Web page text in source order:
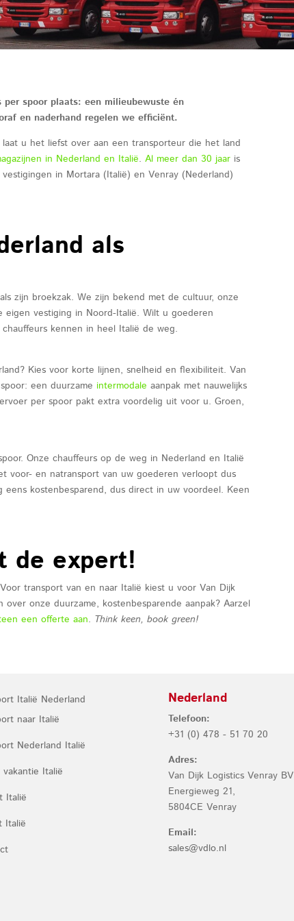
spoor plaats: een milieubewuste én
en naderhand regelen we efficiënt.
u het liefst over aan een transporteur die het land
in Nederland en Italië.Al meer dan 30 jaar is
in Mortara (Italië) en Venray (Nederland)
als
zijn broekzak. We zijn bekend met de cultuur, onze
vestiging in Noord-Italië. Wilt u goederen
kennen in heel Italië de weg.
Kies voor korte lijnen, snelheid en flexibiliteit. Van
een duurzame intermodale aanpak met nauwelijks
per spoor pakt extra voordelig uit voor u. Groen,
Onze chauffeurs op de weg in Nederland en Italië
voor- en natransport van uw goederen verloopt dus
kostenbesparend, dus direct in uw voordeel. Keen
de expert!
transport van en naar Italië kiest u voor Van Dijk
onze duurzame, kostenbesparende aanpak? Aarzel
een offerte aan. Think keen, book green!
Italië Nederland
naar Italië
Nederland Italië
Italië
Italië
Italië
Nederland
Telefoon:
+31 (0) 478 - 51 70 20
Adres:
Van Dijk Logistics Venray BV
Energieweg 21,
5804CE Venray
Email:
sales@vdlo.nl